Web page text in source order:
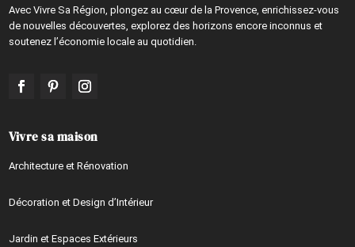
Avec Vivre Sa Région, plongez au cœur de la Provence, enrichissez-vous
de nouvelles découvertes, explorez des horizons encore inconnus et
soutenez l’économie locale au quotidien.
Vivre sa maison
Architecture et Rénovation
Décoration et Design d’Intérieur
Jardin et Espaces Extérieurs